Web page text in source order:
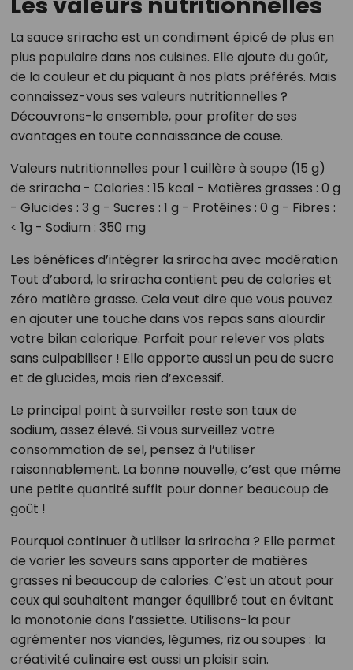
La sauce sriracha est un condiment épicé de plus en
plus populaire dans nos cuisines. Elle ajoute du goût,
de la couleur et du piquant à nos plats préférés. Mais
connaissez-vous ses valeurs nutritionnelles ?
Découvrons-le ensemble, pour profiter de ses
avantages en toute connaissance de cause.
Valeurs nutritionnelles pour 1 cuillère à soupe (15 g)
de sriracha - Calories : 15 kcal - Matières grasses : 0 g
- Glucides : 3 g - Sucres : 1 g - Protéines : 0 g - Fibres :
< 1g - Sodium : 350 mg
Les bénéfices d’intégrer la sriracha avec modération
Tout d’abord, la sriracha contient peu de calories et
zéro matière grasse. Cela veut dire que vous pouvez
en ajouter une touche dans vos repas sans alourdir
votre bilan calorique. Parfait pour relever vos plats
sans culpabiliser ! Elle apporte aussi un peu de sucre
et de glucides, mais rien d’excessif.
Le principal point à surveiller reste son taux de
sodium, assez élevé. Si vous surveillez votre
consommation de sel, pensez à l’utiliser
raisonnablement. La bonne nouvelle, c’est que même
une petite quantité suffit pour donner beaucoup de
goût !
Pourquoi continuer à utiliser la sriracha ? Elle permet
de varier les saveurs sans apporter de matières
grasses ni beaucoup de calories. C’est un atout pour
ceux qui souhaitent manger équilibré tout en évitant
la monotonie dans l’assiette. Utilisons-la pour
agrémenter nos viandes, légumes, riz ou soupes : la
créativité culinaire est aussi un plaisir sain.